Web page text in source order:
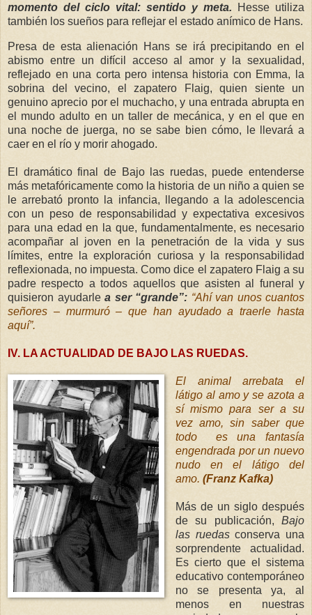
momento del ciclo vital: sentido y meta. Hesse utiliza
también los sueños para reflejar el estado anímico de Hans.
Presa de esta alienación Hans se irá precipitando en el
abismo entre un difícil acceso al amor y la sexualidad,
reflejado en una corta pero intensa historia con Emma, la
sobrina del vecino, el zapatero Flaig, quien siente un
genuino aprecio por el muchacho, y una entrada abrupta en
el mundo adulto en un taller de mecánica, y en el que en
una noche de juerga, no se sabe bien cómo, le llevará a
caer en el río y morir ahogado.
El dramático final de Bajo las ruedas, puede entenderse
más metafóricamente como la historia de un niño a quien se
le arrebató pronto la infancia, llegando a la adolescencia
con un peso de responsabilidad y expectativa excesivos
para una edad en la que, fundamentalmente, es necesario
acompañar al joven en la penetración de la vida y sus
límites, entre la exploración curiosa y la responsabilidad
reflexionada, no impuesta. Como dice el zapatero Flaig a su
padre respecto a todos aquellos que asisten al funeral y
quisieron ayudarle a ser “grande”: “Ahí van unos cuantos
señores – murmuró – que han ayudado a traerle hasta
aquí”.
IV. LA ACTUALIDAD DE BAJO LAS RUEDAS.
El animal arrebata el
látigo al amo y se azota a
sí mismo para ser a su
vez amo, sin saber que
todo es una fantasía
engendrada por un nuevo
nudo en el látigo del
amo. (Franz Kafka)
Más de un siglo después
de su publicación, Bajo
las ruedasconserva una
sorprendente actualidad.
Es cierto que el sistema
educativo contemporáneo
no se presenta ya, al
menos en nuestras